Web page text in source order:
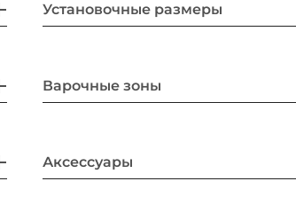
Установочные размеры
Варочные зоны
Аксессуары